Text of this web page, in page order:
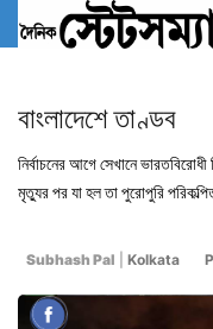
বাংলাদেশে তাণ্ডব
নির্বাচনের আগে সেখানে
মৃত্যুর পর যা হল তা পুরোপুরি
Subhash Pal Kolkata